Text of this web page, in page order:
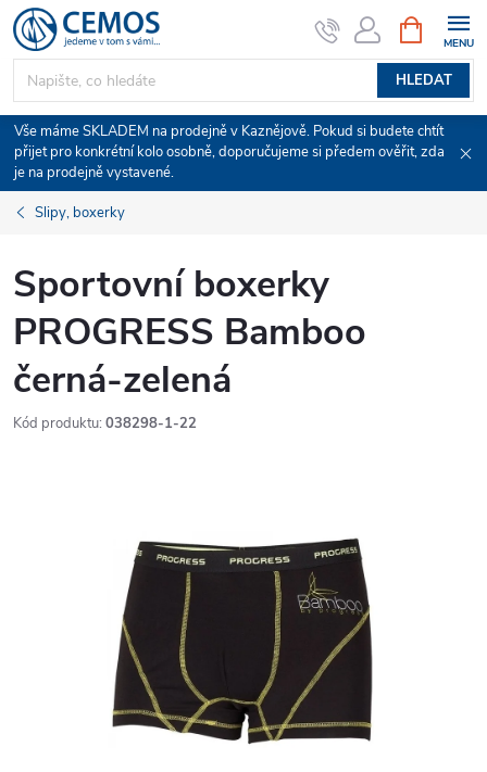
Přejít
na
obsah
HLEDAT
NÁKUPNÍ
KOŠÍK
Vše máme SKLADEM na prodejně v Kaznějově. Pokud si budete chtít
přijet pro konkrétní kolo osobně, doporučujeme si předem ověřit, zda
je na prodejně vystavené.
Slipy, boxerky
Sportovní boxerky
PROGRESS Bamboo
černá-zelená
Kód produktu: 038298-1-22